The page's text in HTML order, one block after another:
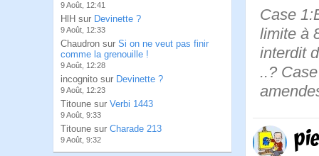
9 Août, 12:41
HlH sur Devinette ?
9 Août, 12:33
Chaudron sur Si on ne veut pas finir
comme la grenouille !
9 Août, 12:28
incognito sur Devinette ?
9 Août, 12:23
Titoune sur Verbi 1443
9 Août, 9:33
Titoune sur Charade 213
9 Août, 9:32
Case
limite à
interdit
..?